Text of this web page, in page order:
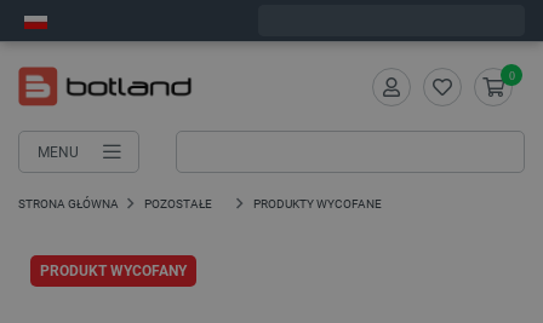
MENU
0
STRONA GŁÓWNA POZOSTAŁE PRODUKTY WYCOFANE
PRODUKT WYCOFANY